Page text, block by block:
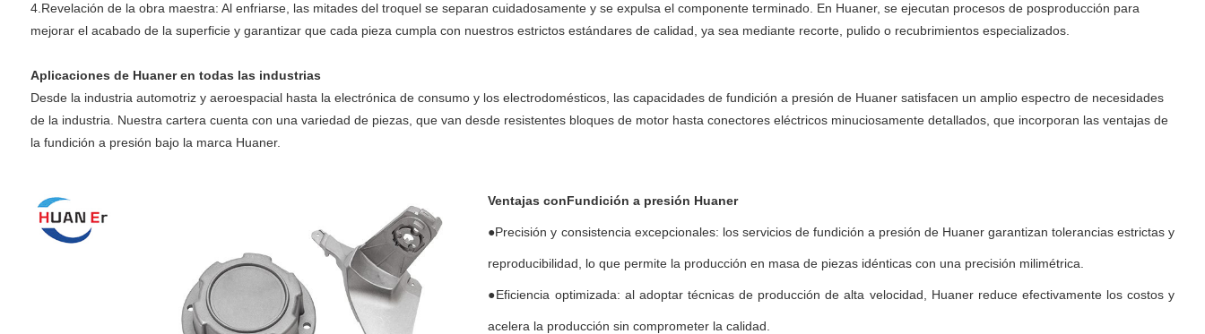
4.Revelación de la obra maestra: Al enfriarse, las mitades del troquel se separan cuidadosamente y se expulsa el componente terminado. En Huaner, se ejecutan procesos de posproducción para
mejorar el acabado de la superficie y garantizar que cada pieza cumpla con nuestros estrictos estándares de calidad, ya sea mediante recorte, pulido o recubrimientos especializados.
Aplicaciones de Huaner en todas las industrias
Desde la industria automotriz y aeroespacial hasta la electrónica de consumo y los electrodomésticos, las capacidades de fundición a presión de Huaner satisfacen un amplio espectro de necesidades
de la industria. Nuestra cartera cuenta con una variedad de piezas, que van desde resistentes bloques de motor hasta conectores eléctricos minuciosamente detallados, que incorporan las ventajas de
la fundición a presión bajo la marca Huaner.
Ventajas conFundición a presión Huaner
●Precisión y consistencia excepcionales: los servicios de fundición a presión de Huaner garantizan tolerancias estrictas y
reproducibilidad, lo que permite la producción en masa de piezas idénticas con una precisión milimétrica.
●Eficiencia optimizada: al adoptar técnicas de producción de alta velocidad, Huaner reduce efectivamente los costos y
acelera la producción sin comprometer la calidad.